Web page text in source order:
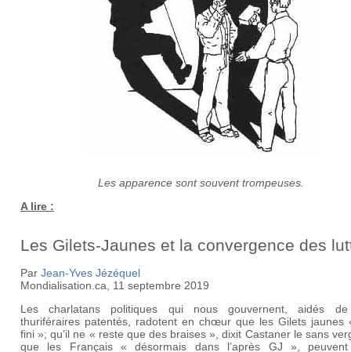
Les apparence sont souvent trompeuses.
A lire :
Les Gilets-Jaunes et la convergence des
Par Jean-Yves Jézéquel
Mondialisation.ca, 11 septembre 2019
Les charlatans politiques qui nous gouvernent, aidés
thuriféraires patentés, radotent en chœur que les Gilets jaunes
fini »; qu’il ne « reste que des braises », dixit Castaner le sans
que les Français « désormais dans l’après GJ »,